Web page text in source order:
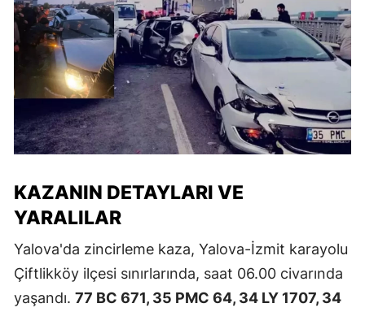
KAZANIN DETAYLARI VE
YARALILAR
Yalova'da zincirleme kaza, Yalova-İzmit karayolu
Çiftlikköy ilçesi sınırlarında, saat 06.00 civarında
yaşandı. 77 BC 671, 35 PMC 64, 34 LY 1707, 34